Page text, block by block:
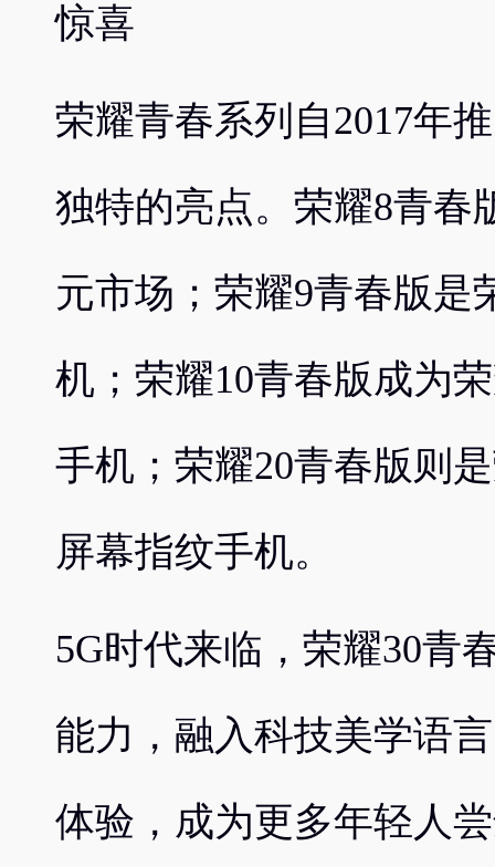
惊喜
荣耀青春系列自2017年
独特的亮点。荣耀8青春
元市场；荣耀9青春版是
机；荣耀10青春版成为
手机；荣耀20青春版则
屏幕指纹手机。
5G时代来临，荣耀30青
能力，融入科技美学语
体验，成为更多年轻人